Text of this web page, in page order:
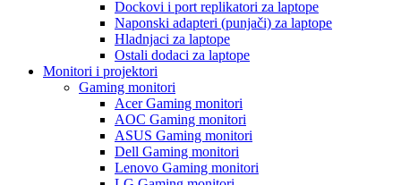
Dockovi i port replikatori za laptope
Naponski adapteri (punjači) za laptope
Hladnjaci za laptope
Ostali dodaci za laptope
Monitori i projektori
Gaming monitori
Acer Gaming monitori
AOC Gaming monitori
ASUS Gaming monitori
Dell Gaming monitori
Lenovo Gaming monitori